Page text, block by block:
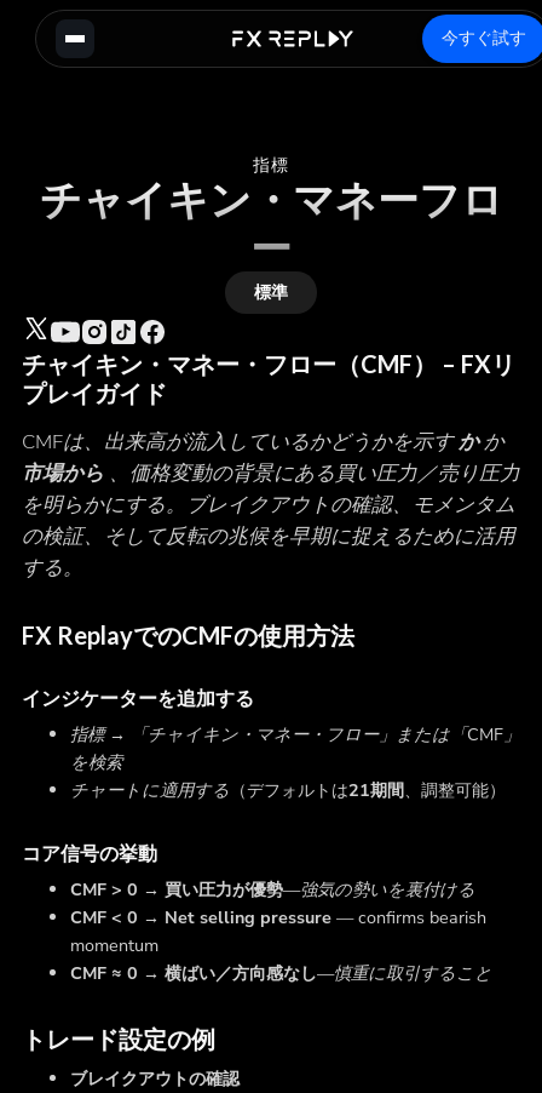
今すぐ試す
指標
チャイキン・マネーフロ
ー
標準
チャイキン・マネー・フロー（CMF） – FXリ
プレイガイド
CMFは、出来高が流入しているかどうかを示すかか
市場から 、価格変動の背景にある買い圧力／売り圧力
を明らかにする。ブレイクアウトの確認、モメンタム
の検証、そして反転の兆候を早期に捉えるために活用
する。
FX ReplayでのCMFの使用方法
インジケーターを追加する
指標 → 「チャイキン・マネー・フロー」または「CMF」
を検索
チャートに適用する （デフォルトは21期間、調整可能）
コア信号の挙動
CMF > 0 → 買い圧力が優勢—強気の勢いを裏付ける
CMF < 0 → Net selling pressure—confirms bearish
momentum
CMF ≈ 0 → 横ばい／方向感なし—慎重に取引すること
トレード設定の例
ブレイクアウトの確認